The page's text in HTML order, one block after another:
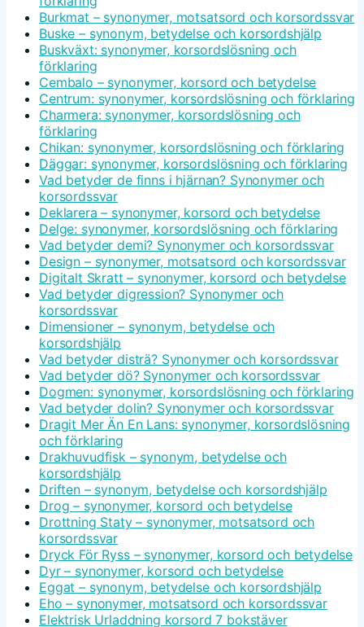
Burkmat – synonymer, motsatsord och korsordssvar
Buske – synonym, betydelse och korsordshjälp
Buskväxt: synonymer, korsordslösning och
förklaring
Cembalo – synonymer, korsord och betydelse
Centrum: synonymer, korsordslösning och förklaring
Charmera: synonymer, korsordslösning och
förklaring
Chikan: synonymer, korsordslösning och förklaring
Däggar: synonymer, korsordslösning och förklaring
Vad betyder de finns i hjärnan? Synonymer och
korsordssvar
Deklarera – synonymer, korsord och betydelse
Delge: synonymer, korsordslösning och förklaring
Vad betyder demi? Synonymer och korsordssvar
Design – synonymer, motsatsord och korsordssvar
Digitalt Skratt – synonymer, korsord och betydelse
Vad betyder digression? Synonymer och
korsordssvar
Dimensioner – synonym, betydelse och
korsordshjälp
Vad betyder disträ? Synonymer och korsordssvar
Vad betyder dö? Synonymer och korsordssvar
Dogmen: synonymer, korsordslösning och förklaring
Vad betyder dolin? Synonymer och korsordssvar
Dragit Mer Än En Lans: synonymer, korsordslösning
och förklaring
Drakhuvudfisk – synonym, betydelse och
korsordshjälp
Driften – synonym, betydelse och korsordshjälp
Drog – synonymer, korsord och betydelse
Drottning Staty – synonymer, motsatsord och
korsordssvar
Dryck För Ryss – synonymer, korsord och betydelse
Dyr – synonymer, korsord och betydelse
Eggat – synonym, betydelse och korsordshjälp
Eho – synonymer, motsatsord och korsordssvar
Elektrisk Urladdning korsord 7 bokstäver